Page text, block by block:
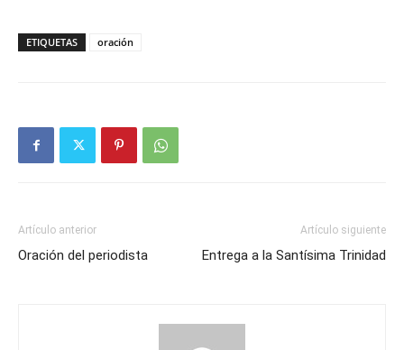
ETIQUETAS oración
Artículo anterior
Oración del periodista
Artículo siguiente
Entrega a la Santísima Trinidad